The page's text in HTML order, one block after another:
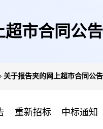
超市合同公告
关于报告夹的网上超市合同公告
重新招标 中标通知